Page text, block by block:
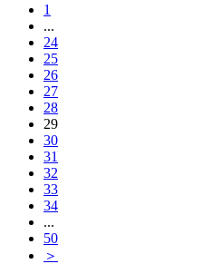
1
...
24
25
26
27
28
29
30
31
32
33
34
...
50
＞